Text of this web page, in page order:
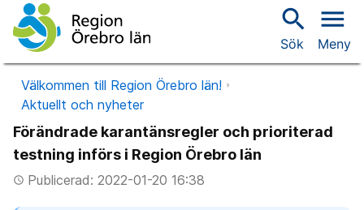
search
Sök
menu
Meny
Välkommen till Region Örebro län!
Aktuellt och nyheter
Förändrade karantänsregler och prioriterad
testning införs i Region Örebro län
access_timePublicerad: 2022-01-20 16:38